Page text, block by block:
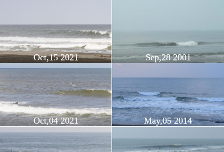
Oct,15 2021 Sep,28 2001
Oct,04 2021 May,05 2014